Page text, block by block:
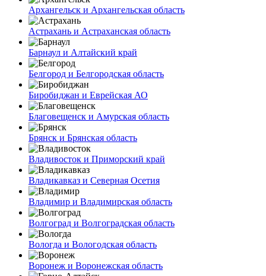
Архангельск и Архангельская область
Астрахань и Астраханская область
Барнаул и Алтайский край
Белгород и Белгородская область
Биробиджан и Еврейская АО
Благовещенск и Амурская область
Брянск и Брянская область
Владивосток и Приморский край
Владикавказ и Северная Осетия
Владимир и Владимирская область
Волгоград и Волгоградская область
Вологда и Вологодская область
Воронеж и Воронежская область